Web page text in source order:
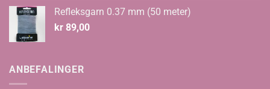
Refleksgarn 0.37 mm (50 meter)
kr 89,00
ANBEFALINGER